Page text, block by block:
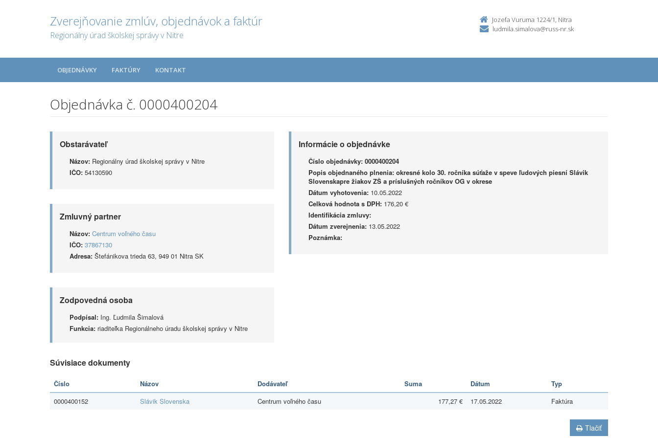
Zverejňovanie zmlúv, objednávok a faktúr
Regionálny úrad školskej správy v Nitre
Jozefa Vuruma 1224/1, Nitra
ludmila.simalova@russ-nr.sk
OBJEDNÁVKY FAKTÚRY KONTAKT
Objednávka č. 0000400204
Obstarávateľ
Názov: Regionálny úrad školskej správy v Nitre
IČO: 54130590
Zmluvný partner
Názov: Centrum voľného času
IČO: 37867130
Adresa: Štefánikova trieda 63, 949 01 Nitra SK
Zodpovedná osoba
Podpísal: Ing. Ľudmila Šimalová
Funkcia: riaditeľka Regionálneho úradu školskej správy v Nitre
Informácie o objednávke
Číslo objednávky: 0000400204
Popis objednaného plnenia: okresné kolo 30. ročníka súťaže v speve ľudových piesní Slávik
Slovenskapre žiakov ZŠ a príslušných ročníkov OG v okrese
Dátum vyhotovenia:10.05.2022
Celková hodnota s DPH:176,20 €
Identifikácia zmluvy:
Dátum zverejnenia:13.05.2022
Poznámka:
Súvisiace dokumenty
Číslo Názov Dodávateľ Suma Dátum
Typ
0000400152
Slávik Slovenska Centrum voľného času 177,27 € 17.05.2022 Faktúra
Tlačiť